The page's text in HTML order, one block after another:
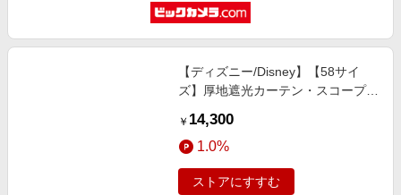
【ディズニー/Disney】【58サイ
ズ】厚地遮光カーテン・スコープ
￥ 14,300
1.0%
ストアにすすむ